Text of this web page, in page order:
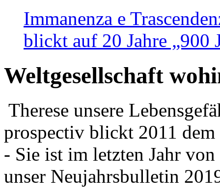
Immanenza e
blickt auf 20 Jahre „900
Weltgesellschaft
Therese unsere
prospectiv blickt 2011
- Sie ist im letzten Jahr
unser Neujahrsbulletin